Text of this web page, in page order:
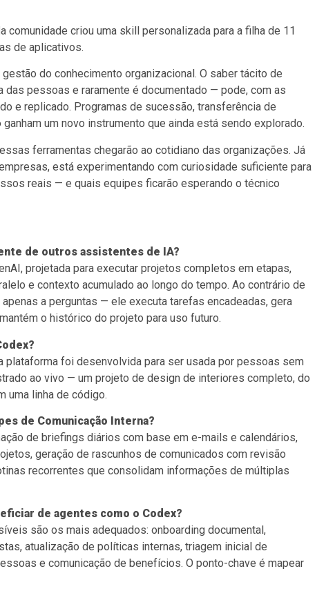
comunidade criou uma skill personalizada para a filha de 11
de aplicativos.
do conhecimento organizacional. O saber tácito de
pessoas e raramente é documentado — pode, com as
e replicado. Programas de sucessão, transferência de
um novo instrumento que ainda está sendo explorado.
ferramentas chegarão ao cotidiano das organizações. Já
está experimentando com curiosidade suficiente para
reais — e quais equipes ficarão esperando o técnico
de outros assistentes de IA?
projetada para executar projetos completos em etapas,
e contexto acumulado ao longo do tempo. Ao contrário de
a perguntas — ele executa tarefas encadeadas, gera
o histórico do projeto para uso futuro.
plataforma foi desenvolvida para ser usada por pessoas sem
ao vivo — um projeto de design de interiores completo, do
uma linha de código.
de Comunicação Interna?
de briefings diários com base em e-mails e calendários,
geração de rascunhos de comunicados com revisão
recorrentes que consolidam informações de múltiplas
de agentes como o Codex?
são os mais adequados: onboarding documental,
atualização de políticas internas, triagem inicial de
e comunicação de benefícios. O ponto-chave é mapear